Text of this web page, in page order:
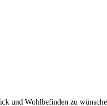
und Wohlbefinden zu